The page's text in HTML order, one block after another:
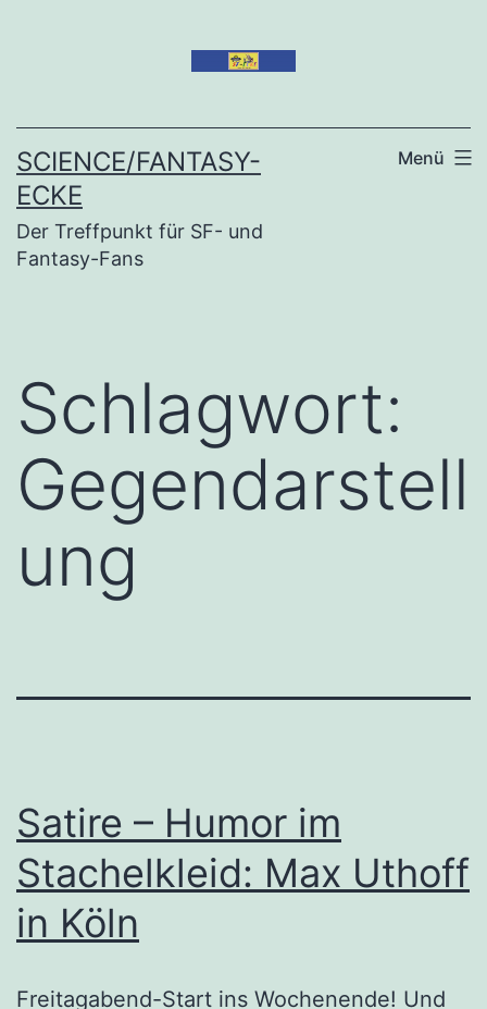
SCIENCE/FANTASY-
ECKE
Der Treffpunkt für SF- und
Fantasy-Fans
Menü
Schlagwort:
Gegendarstell
ung
Satire – Humor im
Stachelkleid: Max Uthoff
in Köln
Freitagabend-Start ins Wochenende! Und